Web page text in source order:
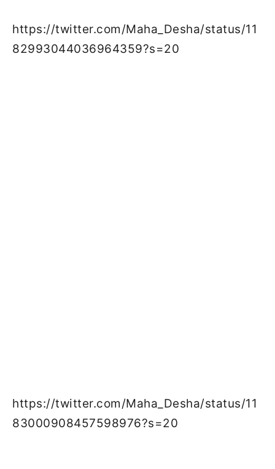
https://twitter.com/Maha_Desha/status/11
82993044036964359?s=20
https://twitter.com/Maha_Desha/status/11
83000908457598976?s=20